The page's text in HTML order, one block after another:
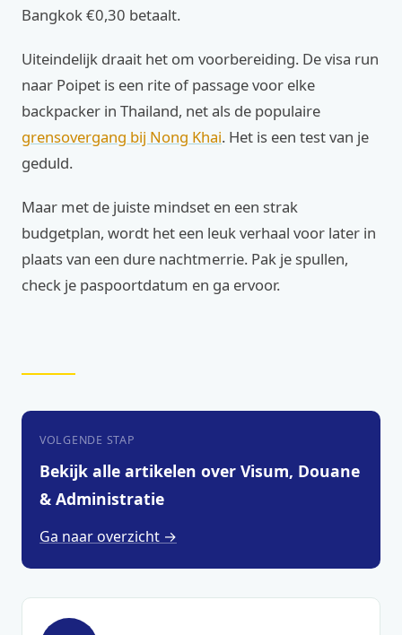
Bangkok €0,30 betaalt.
Uiteindelijk draait het om voorbereiding. De visa run
naar Poipet is een rite of passage voor elke
backpacker in Thailand, net als de populaire
grensovergang bij Nong Khai. Het is een test van je
geduld.
Maar met de juiste mindset en een strak
budgetplan, wordt het een leuk verhaal voor later in
plaats van een dure nachtmerrie. Pak je spullen,
check je paspoortdatum en ga ervoor.
VOLGENDE STAP
Bekijk alle artikelen over Visum, Douane
& Administratie
Ga naar overzicht →